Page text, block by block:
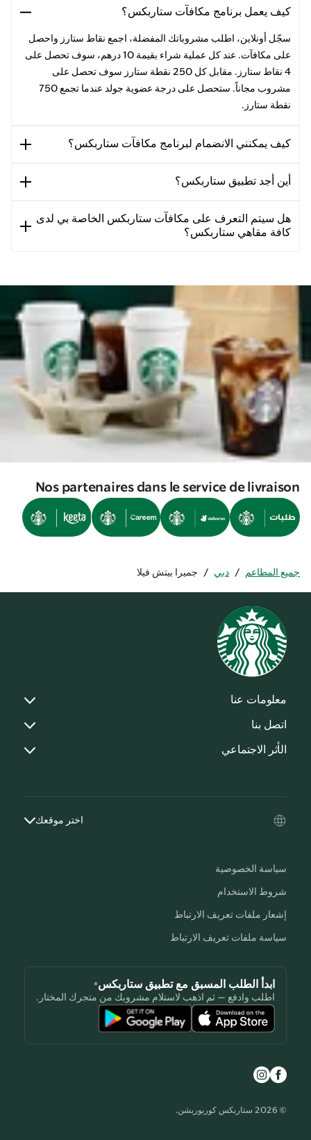
كيف يعمل برنامج مكافآت ستاربكس؟
سجّل أونلاين، اطلب مشروباتك المفضلة، اجمع نقاط ستارز واحصل
على مكافآت. عند كل عملية شراء بقيمة 10 درهم، سوف تحصل على
4 نقاط ستارز. مقابل كل 250 نقطة ستارز سوف تحصل على
مشروب مجاناً. ستحصل على درجة عضوية جولد عندما تجمع 750
نقطة ستارز.
كيف يمكنني الانضمام لبرنامج مكافآت ستاربكس؟
أين أجد تطبيق ستاربكس؟
هل سيتم التعرف على مكافآت ستاربكس الخاصة بي لدى
كافة مقاهي ستاربكس؟
Nos partenaires dans le service de livraison
جميع المطاعم / دبي / جميرا بيتش فيلا
معلومات عنا
اتصل بنا
الأثر الاجتماعي
اختر موقعك
سياسة الخصوصية
شروط الاستخدام
إشعار ملفات تعريف الارتباط
سياسة ملفات تعريف الارتباط
ابدأ الطلب المسبق مع تطبيق ستاربكس®
اطلب وادفع — ثم اذهب لاستلام مشروبك من متجرك المختار.
© 2026 ستاربكس كوربوريشن.